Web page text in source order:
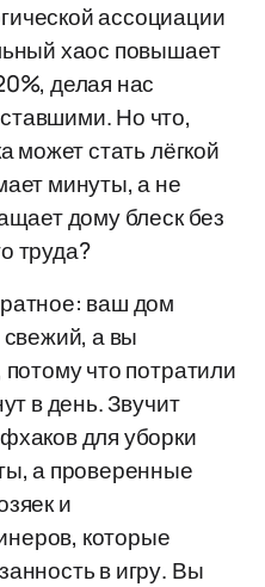
ассоциации
хаос повышает
делая нас
Но что,
может стать лёгкой
минуты, а не
дому блеск без
труда?
ваш дом
свежий, а вы
что потратили
в день. Звучит
для уборки
а проверенные
и
которые
в игру. Вы